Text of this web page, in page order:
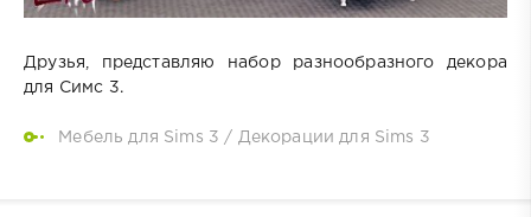
Друзья, представляю набор разнообразного декора
для Симс 3.
Мебель для Sims 3 / Декорации для Sims 3